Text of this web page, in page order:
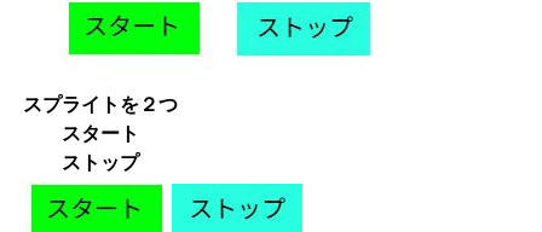
スプライトを２つ
スタート
ストップ